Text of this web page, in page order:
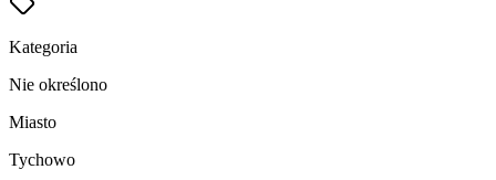
Kategoria
Nie określono
Miasto
Tychowo